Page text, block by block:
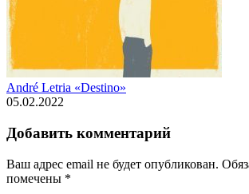
André Letria «Destino»
05.02.2022
Добавить комментарий
Ваш адрес email не будет опубликован.
помечены *